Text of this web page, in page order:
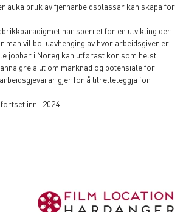
auka bruk av fjernarbeidsplassar kan skapa for
har sperret for en utvikling der
man vil bo, uavhenging av hvor arbeidsgiver er”.
jobbar i Noreg kan utførast kor som helst.
greia ut om marknad og potensiale for
gjer for å tilretteleggja for
inn i 2024.